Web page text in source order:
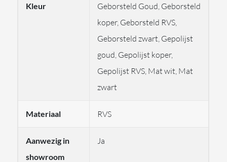
staalwol of harde borstels, om blijvende schade aan de
afwerking te voorkomen.
Bij Stonecompany.nl ontvangt u drie jaar garantie op
alle Frost producten.
Bekijk hier alleFrost producten.
Afbeeldingen kunnen afwijken van het product en als
gerust
contact
Kleur
Geborsteld Goud, Geborsteld
koper, Geborsteld RVS,
Geborsteld zwart, Gepolijst
goud, Gepolijst koper,
Gepolijst RVS, Mat wit, Mat
zwart
Materiaal RVS
Aanwezig in
showroom
Ja